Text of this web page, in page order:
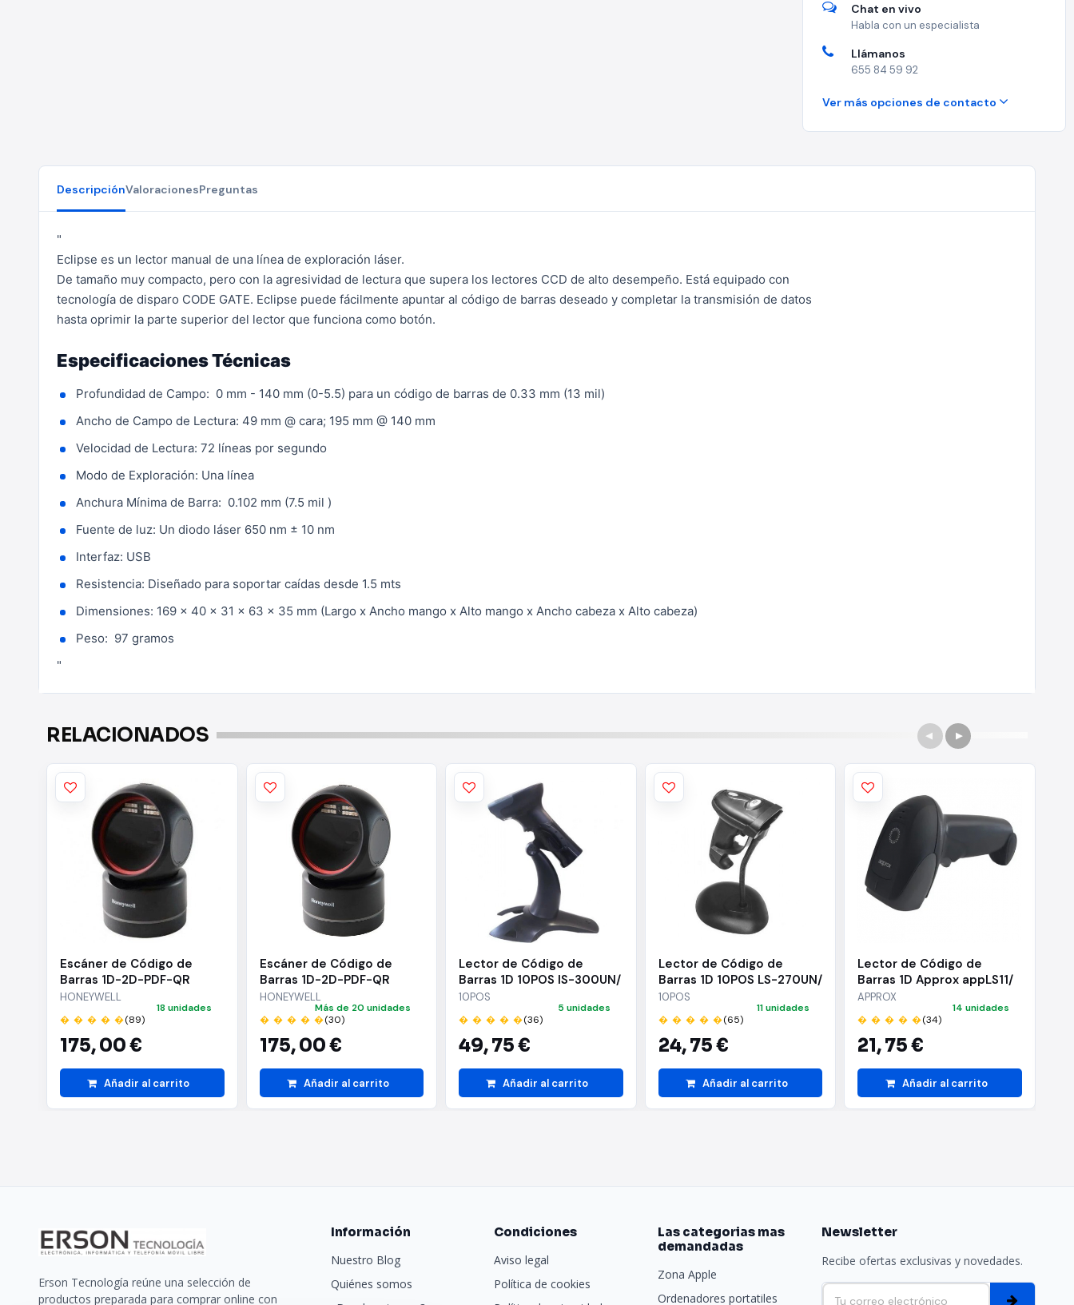
Chat en vivo
Habla con un especialista
Llámanos
655 84 59 92
Ver más opciones de contacto
DescripciónValoracionesPreguntas
"
Eclipse es un lector manual de una línea de exploración láser.
De tamaño muy compacto, pero con la agresividad de lectura que supera los lectores CCD de alto desempeño. Está equipado con
tecnología de disparo CODE GATE. Eclipse puede fácilmente apuntar al código de barras deseado y completar la transmisión de datos
hasta oprimir la parte superior del lector que funciona como botón.
Especificaciones Técnicas
Profundidad de Campo: 0 mm - 140 mm (0-5.5) para un código de barras de 0.33 mm (13 mil)
Ancho de Campo de Lectura: 49 mm @ cara; 195 mm @ 140 mm
Velocidad de Lectura: 72 líneas por segundo
Modo de Exploración: Una línea
Anchura Mínima de Barra: 0.102 mm (7.5 mil )
Fuente de luz: Un diodo láser 650 nm ± 10 nm
Interfaz: USB
Resistencia: Diseñado para soportar caídas desde 1.5 mts
Dimensiones: 169 x 40 x 31 x 63 x 35 mm (Largo x Ancho mango x Alto mango x Ancho cabeza x Alto cabeza)
Peso: 97 gramos
"
RELACIONADOS
Escáner de Código de
Barras 1D-2D-PDF-QR
Honeywell Orbit HF680/
USB
HONEYWELL
� � � � �(89)
175,00 €
18 unidades
Añadir al carrito
Escáner de Código de
Barras 1D-2D-PDF-QR
Honeywell Orbit HF680/
USB
HONEYWELL
� � � � �(30)
175,00 €
Más de 20 unidades
Añadir al carrito
Lector de Código de
Barras 1D 10POS IS-300UN/
USB
10POS
� � � � �(36)
49,75 €
5 unidades
Añadir al carrito
Lector de Código de
Barras 1D 10POS LS-270UN/
USB
10POS
� � � � �(65)
24,75 €
11 unidades
Añadir al carrito
Lector de Código de
Barras 1D Approx appLS11/
USB
APPROX
� � � � �(34)
21,75 €
14 unidades
Añadir al carrito
Erson Tecnología reúne una selección de
productos preparada para comprar online con
Información
Nuestro Blog
Quiénes somos
Condiciones
Aviso legal
Política de cookies
Las categorias mas
demandadas
Zona Apple
Ordenadores portatiles
Newsletter
Recibe ofertas exclusivas y novedades.